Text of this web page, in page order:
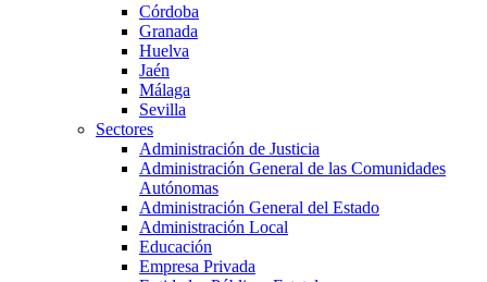
Córdoba
Granada
Huelva
Jaén
Málaga
Sevilla
Sectores
Administración de Justicia
Administración General de las Comunidades
Autónomas
Administración General del Estado
Administración Local
Educación
Empresa Privada